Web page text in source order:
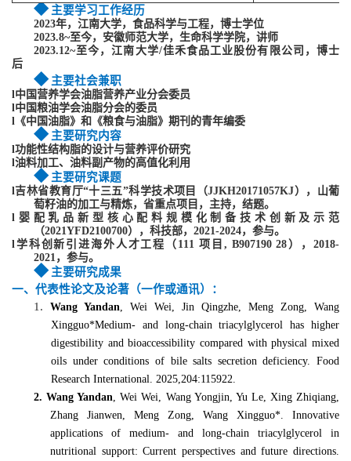
◆主要学习工作经历
2023年，江南大学，食品科学与工程，博士学位
2023.8~至今， 安徽师范大学， 生命科学学院， 讲师
2023.12~至今 ，江南大学/佳禾食品工业股份有限公司 ， 博士
后
◆主要社会兼职
l中国营养学会油脂营养产业分会委员
l中国粮油学会油脂分会的委员
l 《中国油脂》和《粮食与油脂》期刊的青年编委
◆主要研究内容
l功能性结构脂的设计与营养评价研究
l油料加工、油料副产物的高值化利用
◆主要研究课题
l吉林省教育厅“十三五”科学技术项目（JJKH20171057KJ）， 山葡
萄籽油的加工与精炼， 省重点项目，主持，结题。
l 婴配乳品新型核心配料规模化制备技术创新及示范
（2021YFD2100700），科技部， 2021-2024，参与。
l学科创新引进海外人才工程（ 111 项目 , B907190 28 ），2018-
2021，参与。
◆主要研究成果
一、 代表性论文及论著（一作或通讯）
：
1. Wang Yandan, Wei Wei, Jin Qingzhe, Meng Zong, Wang
Xingguo*Medium- and long-chain triacylglycerol has higher
digestibility and bioaccessibility compared with physical mixed
oils under conditions of bile salts secretion deficiency. Food
Research International. 2025,204:115922.
2. Wang Yandan, Wei Wei, Wang Yongjin, Yu Le, Xing Zhiqiang,
Zhang Jianwen, Meng Zong, Wang Xingguo*. Innovative
applications of medium- and long-chain triacylglycerol in
nutritional support: Current perspectives and future directions.